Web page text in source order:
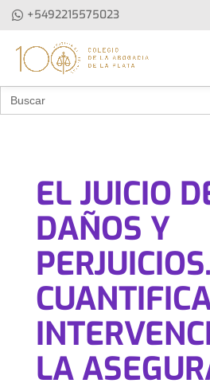
+5492215575023
Buscar:
EL JUICIO
DAÑOS Y
PERJUICIOS.
LA